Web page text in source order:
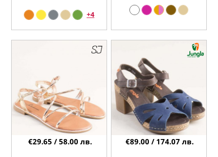
+4
€29.65 / 58.00 лв. €89.00 / 174.07 лв.